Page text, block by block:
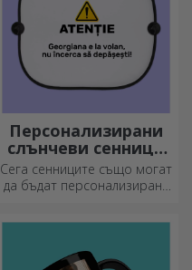
Персонализирани
слънчеви сенници
за автомобили
Сега сенниците също могат
да бъдат персонализирани